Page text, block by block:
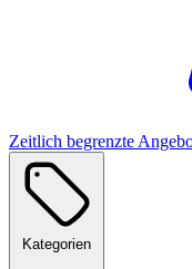
Zeitlich begrenzte
Kategorien